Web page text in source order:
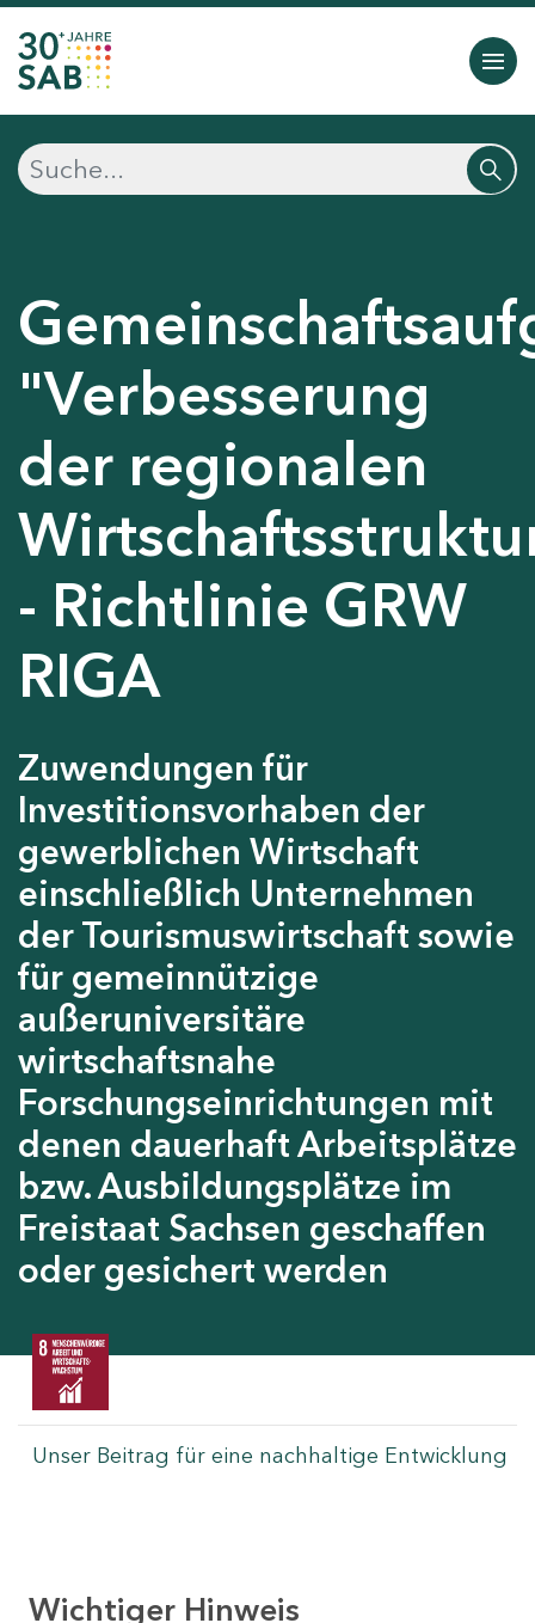
"Verbesserung
der regionalen
- Richtlinie GRW
RIGA
Zuwendungen für
Investitionsvorhaben der
gewerblichen Wirtschaft
einschließlich Unternehmen
der Tourismuswirtschaft sowie
für gemeinnützige
außeruniversitäre
wirtschaftsnahe
Forschungseinrichtungen mit
denen dauerhaft Arbeitsplätze
bzw. Ausbildungsplätze im
Freistaat Sachsen geschaffen
oder gesichert werden
Unser Beitrag für eine nachhaltige Entwicklung
Wichtiger Hinweis